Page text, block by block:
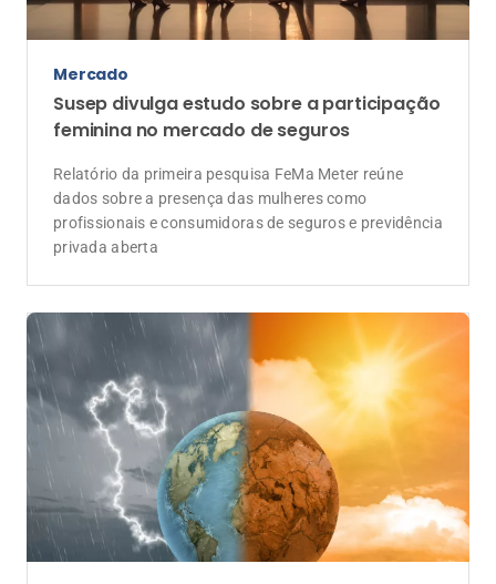
Mercado
Susep divulga estudo sobre a participação
feminina no mercado de seguros
Relatório da primeira pesquisa FeMa Meter reúne
dados sobre a presença das mulheres como
profissionais e consumidoras de seguros e previdência
privada aberta